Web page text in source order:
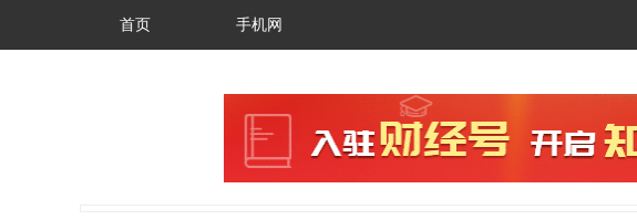
首页 手机网